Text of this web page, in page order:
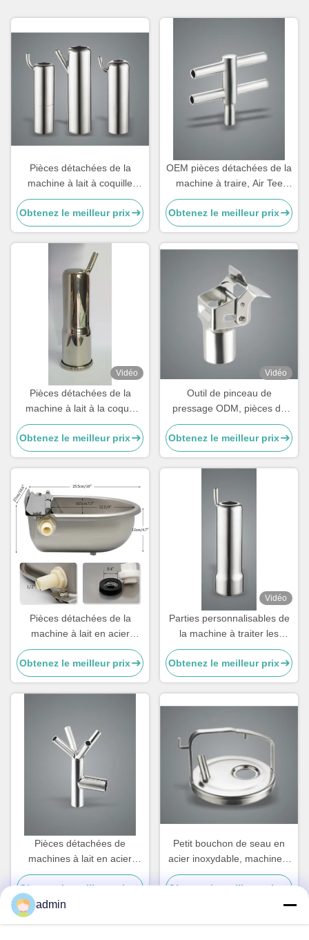
Pièces détachées de la
machine à lait à coquille
250g personnalisables en
bouteille pour chèvre
Obtenez le meilleur prix
OEM pièces détachées de la
machine à traire, Air Tee
composants de la machine à
traire
Obtenez le meilleur prix
Vidéo
Pièces détachées de la
machine à lait à la coque
200g sur mesure pour les
tasses de thé.
Obtenez le meilleur prix
Vidéo
Outil de pinceau de
pressage ODM, pièces de
machine de traite en acier
inoxydable pour vaches
Obtenez le meilleur prix
Pièces détachées de la
machine à lait en acier
inoxydable
Obtenez le meilleur prix
Vidéo
Parties personnalisables de
la machine à traiter les
vaches, pièces de rechange
de la machine à traiter les
vaches, tasses à sucre
Obtenez le meilleur prix
Pièces détachées de
machines à lait en acier
inoxydable
Obtenez le meilleur prix
Petit bouchon de seau en
acier inoxydable, machine à
traire les vaches pièces
détachées
Obtenez le meilleur prix
admin